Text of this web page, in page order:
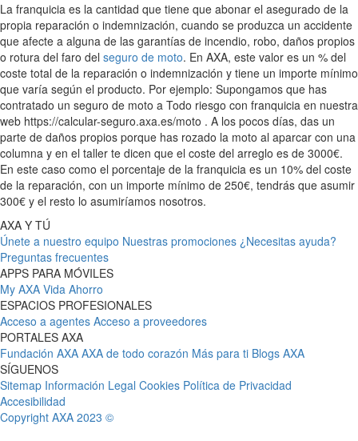
La franquicia es la cantidad que tiene que abonar el asegurado de la
propia reparación o indemnización, cuando se produzca un accidente
que afecte a alguna de las garantías de incendio, robo, daños propios
o rotura del faro del seguro de moto. En AXA, este valor es un % del
coste total de la reparación o indemnización y tiene un importe mínimo
que varía según el producto. Por ejemplo: Supongamos que has
contratado un seguro de moto a Todo riesgo con franquicia en nuestra
web https://calcular-seguro.axa.es/moto . A los pocos días, das un
parte de daños propios porque has rozado la moto al aparcar con una
columna y en el taller te dicen que el coste del arreglo es de 3000€.
En este caso como el porcentaje de la franquicia es un 10% del coste
de la reparación, con un importe mínimo de 250€, tendrás que asumir
300€ y el resto lo asumiríamos nosotros.
AXA Y TÚ
Únete a nuestro equipo Nuestras promociones ¿Necesitas ayuda?
Preguntas frecuentes
APPS PARA MÓVILES
My AXA Vida Ahorro
ESPACIOS PROFESIONALES
Acceso a agentes Acceso a proveedores
PORTALES AXA
Fundación AXA AXA de todo corazón Más para ti Blogs AXA
SÍGUENOS
Sitemap Información Legal Cookies Política de Privacidad
Accesibilidad
Copyright AXA 2023 ©